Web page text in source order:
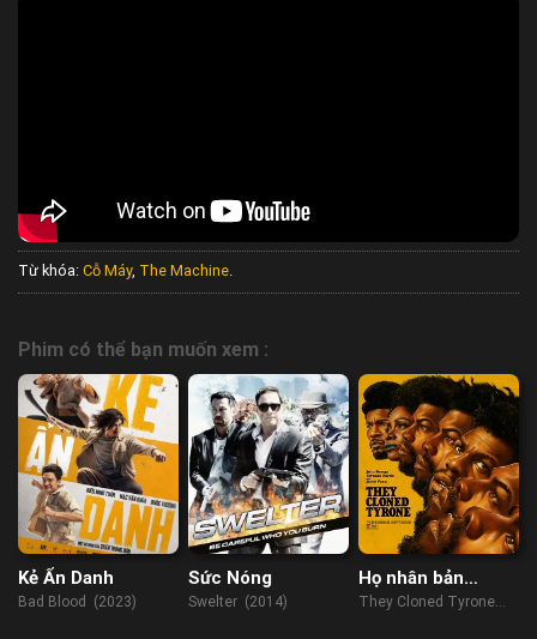
Từ khóa: Cỗ Máy, The Machine.
Phim có thể bạn muốn xem :
Kẻ Ẩn Danh
Bad Blood (2023)
Sức Nóng
Swelter (2014)
Họ nhân bản
Tyrone
They Cloned Tyrone